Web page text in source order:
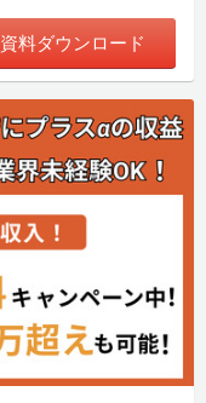
資料ダウンロード